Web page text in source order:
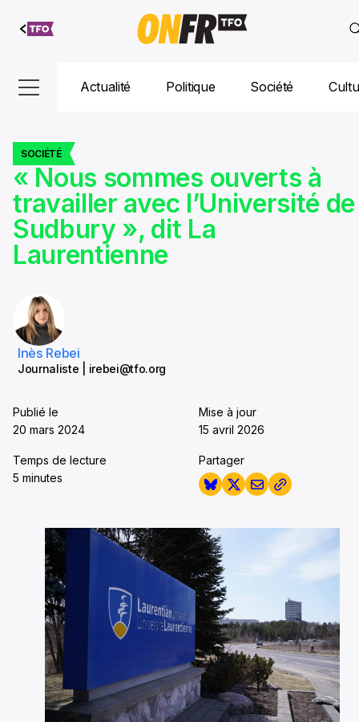
Aller au
contenu
Actualité Politique Société
SOCIÉTÉ
« Nous sommes ouverts à
travailler avec l’Université de
Sudbury », dit La
Laurentienne
Inès Rebei
Journaliste | irebei@tfo.org
Publié le
20 mars 2024
Mise à jour
15 avril 2026
Temps de lecture
5 minutes
Partager